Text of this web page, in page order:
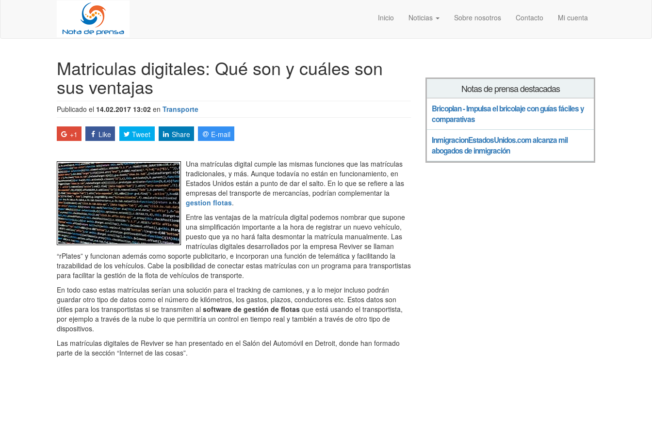
Inicio Noticias Sobre nosotros Contacto Mi cuenta
Matriculas digitales: Qué son y cuáles son
sus ventajas
Publicado el 14.02.2017 13:02 en Transporte
+1 Like Tweet Share E-mail
Una matrículas digital cumple las mismas funciones que las matrículas
tradicionales, y más. Aunque todavía no están en funcionamiento, en
Estados Unidos están a punto de dar el salto. En lo que se refiere a las
empresas del transporte de mercancías, podrían complementar la
gestion flotas.
Entre las ventajas de la matrícula digital podemos nombrar que supone
una simplificación importante a la hora de registrar un nuevo vehículo,
puesto que ya no hará falta desmontar la matrícula manualmente. Las
matrículas digitales desarrollados por la empresa Reviver se llaman
“rPlates” y funcionan además como soporte publicitario, e incorporan una función de telemática y facilitando la
trazabilidad de los vehículos. Cabe la posibilidad de conectar estas matrículas con un programa para transportistas
para facilitar la gestión de la flota de vehículos de transporte.
En todo caso estas matrículas serían una solución para el tracking de camiones, y a lo mejor incluso podrán
guardar otro tipo de datos como el número de kilómetros, los gastos, plazos, conductores etc. Estos datos son
útiles para los transportistas si se transmiten al software de gestión de flotas que está usando el transportista,
por ejemplo a través de la nube lo que permitiría un control en tiempo real y también a través de otro tipo de
dispositivos.
Las matrículas digitales de Reviver se han presentado en el Salón del Automóvil en Detroit, donde han formado
parte de la sección “Internet de las cosas”.
Notas de prensa destacadas
Bricoplan - Impulsa el bricolaje con guías fáciles y
comparativas
InmigracionEstadosUnidos.com alcanza mil
abogados de inmigración